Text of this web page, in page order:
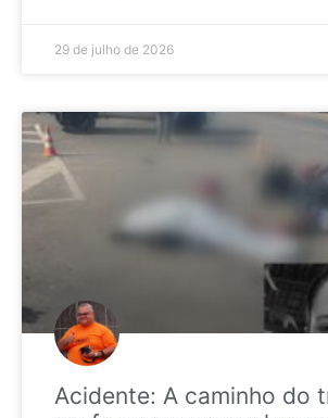
29 de julho de 2026
Acidente: A caminho do